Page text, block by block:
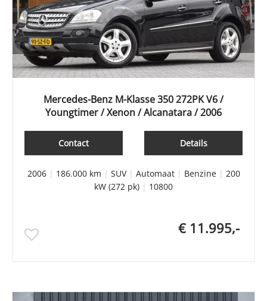
Mercedes-Benz M-Klasse 350 272PK V6 /
Youngtimer / Xenon / Alcanatara / 2006
Details
Contact
2006| 186.000 km | SUV| Automaat| Benzine| 200
kW (272 pk) | 10800
€ 11.995,-